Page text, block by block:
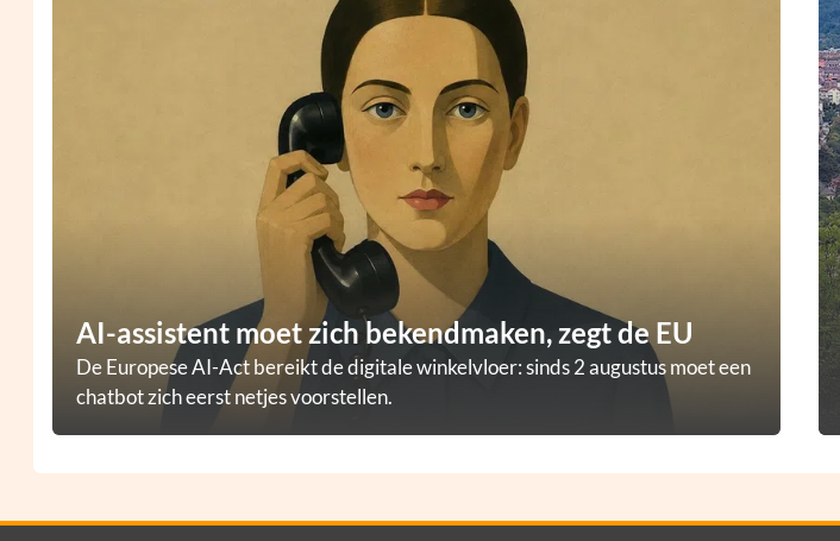
AI-assistent moet zich bekendmaken, zegt de EU
De Europese AI-Act bereikt de digitale winkelvloer: sinds 2 augustus moet een
chatbot zich eerst netjes voorstellen.